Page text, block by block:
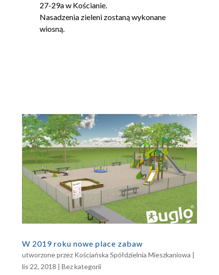
27-29a w Kościanie.
Nasadzenia zieleni zostaną wykonane
wiosną.
W 2019 roku nowe place zabaw
utworzone przez Kościańska Spółdzielnia Mieszkaniowa |
lis 22, 2018 | Bez kategorii